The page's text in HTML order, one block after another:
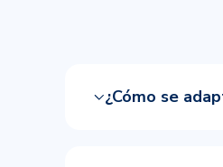
¿Cómo se